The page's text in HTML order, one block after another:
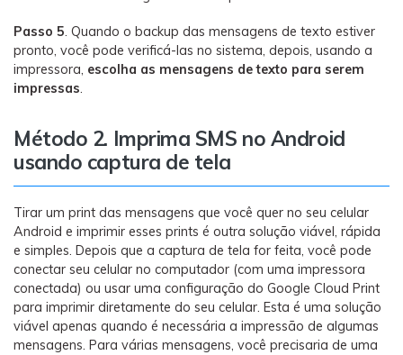
Passo 5. Quando o backup das mensagens de texto estiver
pronto, você pode verificá-las no sistema, depois, usando a
impressora, escolha as mensagens de texto para serem
impressas.
Método 2. Imprima SMS no Android
usando captura de tela
Tirar um print das mensagens que você quer no seu celular
Android e imprimir esses prints é outra solução viável, rápida
e simples. Depois que a captura de tela for feita, você pode
conectar seu celular no computador (com uma impressora
conectada) ou usar uma configuração do Google Cloud Print
para imprimir diretamente do seu celular. Esta é uma solução
viável apenas quando é necessária a impressão de algumas
mensagens. Para várias mensagens, você precisaria de uma